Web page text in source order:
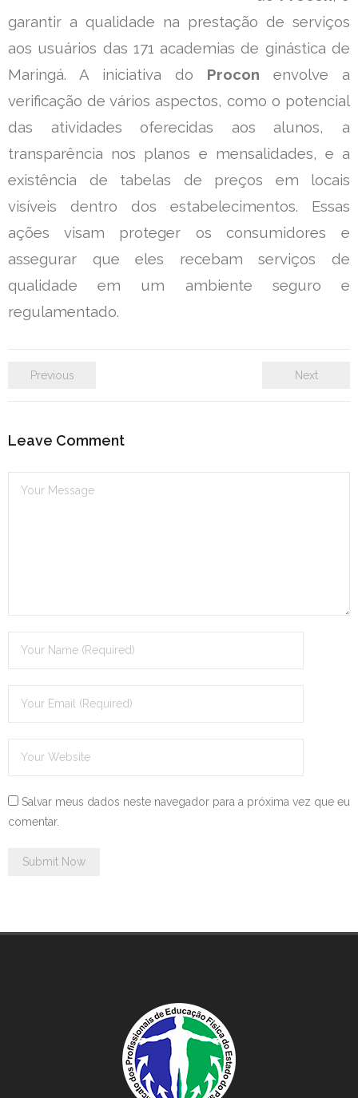
garantir a qualidade na prestação de serviços
aos usuários das 171 academias de ginástica de
Maringá. A iniciativa do Procon envolve a
verificação de vários aspectos, como o potencial
das atividades oferecidas aos alunos, a
transparência nos planos e mensalidades, e a
existência de tabelas de preços em locais
visíveis dentro dos estabelecimentos. Essas
ações visam proteger os consumidores e
assegurar que eles recebam serviços de
qualidade em um ambiente seguro e
regulamentado.
Previous Next
Leave Comment
Salvar meus dados neste navegador para a próxima vez que eu
comentar.